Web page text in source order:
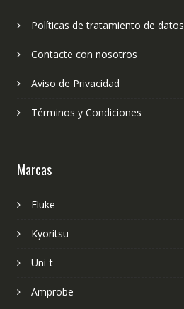
Políticas de tratamiento de datos
Contacte con nosotros
Aviso de Privacidad
Términos y Condiciones
Marcas
Fluke
Kyoritsu
Uni-t
Amprobe